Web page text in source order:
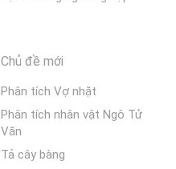
Chủ đề mới
Phân tích Vợ nhặt
Phân tích nhân vật Ngô Tử
Văn
Tả cây bàng